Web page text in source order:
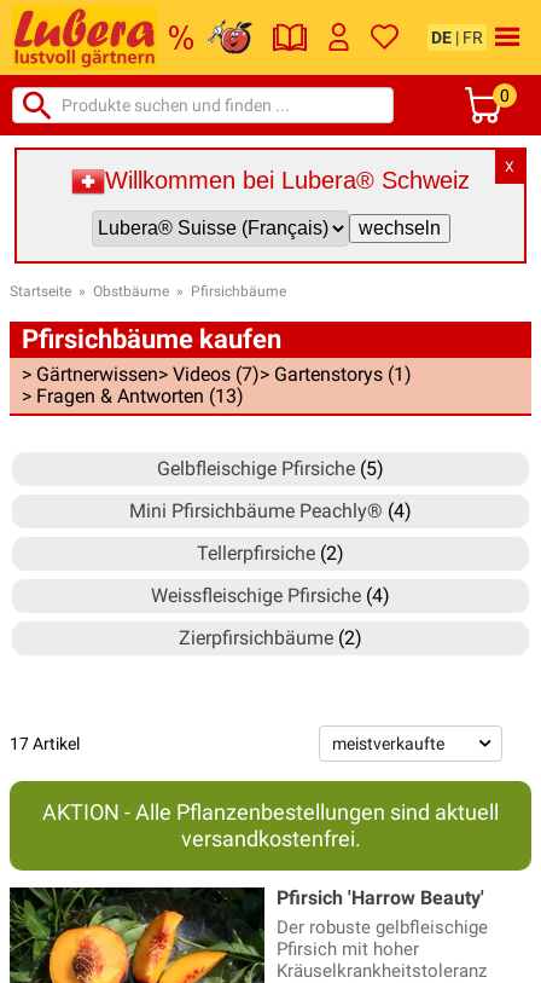
DE | FR
0
X
Willkommen bei Lubera® Schweiz
Startseite » Obstbäume » Pfirsichbäume
Pfirsichbäume kaufen
> Gärtnerwissen> Videos (7)> Gartenstorys (1)
> Fragen & Antworten (13)
Gelbfleischige Pfirsiche (5)
Mini Pfirsichbäume Peachly® (4)
Tellerpfirsiche (2)
Weissfleischige Pfirsiche (4)
Zierpfirsichbäume (2)
17 Artikel
AKTION - Alle Pflanzenbestellungen sind aktuell
versandkostenfrei.
Pfirsich 'Harrow Beauty'
Der robuste gelbfleischige
Pfirsich mit hoher
Kräuselkrankheitstoleranz